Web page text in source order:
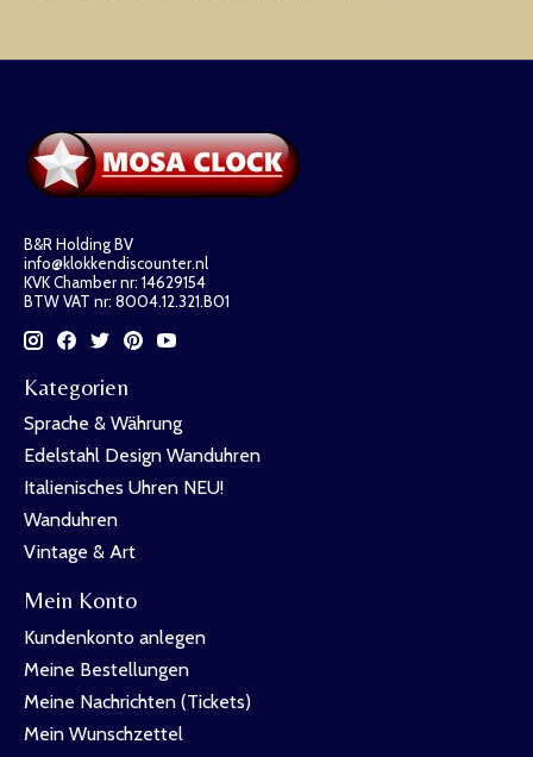
B&R Holding BV
info@klokkendiscounter.nl
KVK Chamber nr: 14629154
BTW VAT nr: 8004.12.321.B01
Kategorien
Sprache & Währung
Edelstahl Design Wanduhren
Italienisches Uhren NEU!
Wanduhren
Vintage & Art
Mein Konto
Kundenkonto anlegen
Meine Bestellungen
Meine Nachrichten (Tickets)
Mein Wunschzettel